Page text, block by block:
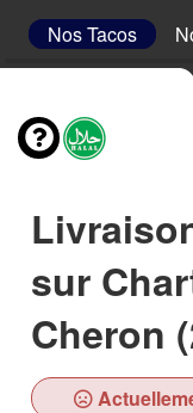
Nos Tacos
sur
Cheron